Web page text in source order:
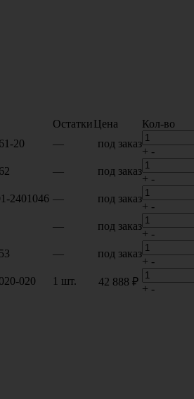
ОстаткиЦена Кол-во
20 — под заказ
+ -
— под заказ
+ -
2401046 — под заказ
+ -
— под заказ
+ -
— под заказ
+ -
020 1 шт. 42 888 ₽
+ -